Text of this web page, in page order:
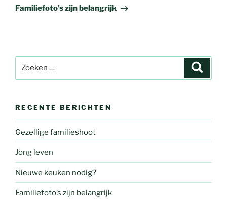
bericht
Familiefoto’s zijn belangrijk
naar:
RECENTE BERICHTEN
Gezellige familieshoot
Jong leven
Nieuwe keuken nodig?
Familiefoto’s zijn belangrijk